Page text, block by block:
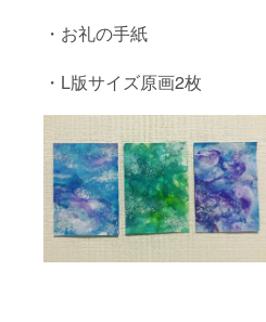
・お礼の手紙
・L版サイズ原画2枚